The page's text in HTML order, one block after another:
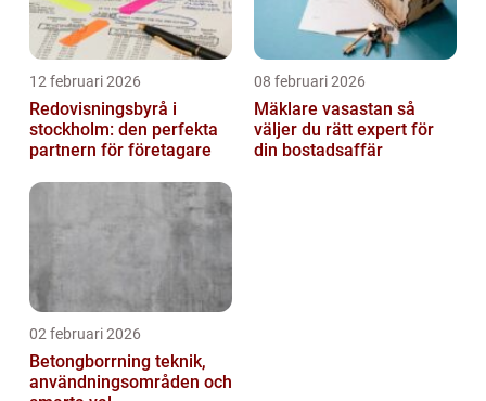
12 februari 2026
Redovisningsbyrå i
stockholm: den perfekta
partnern för företagare
08 februari 2026
Mäklare vasastan så
väljer du rätt expert för
din bostadsaffär
02 februari 2026
Betongborrning teknik,
användningsområden och